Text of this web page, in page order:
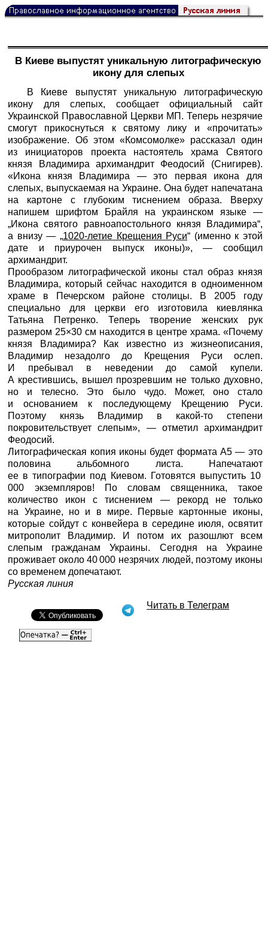
В Киеве выпустят уникальную литографическую
икону для слепых
В Киеве выпустят уникальную литографическую
икону для слепых, сообщает официальный сайт
Украинской Православной Церкви МП. Теперь незрячие
смогут прикоснуться к святому лику и «прочитать»
изображение. Об этом «Комсомолке» рассказал один
из инициаторов проекта настоятель храма Святого
князя Владимира архимандрит Феодосий (Снигирев).
«Икона князя Владимира — это первая икона для
слепых, выпускаемая на Украине. Она будет напечатана
на картоне с глубоким тиснением образа. Вверху
напишем шрифтом Брайля на украинском языке —
„Икона святого равноапостольного князя Владимира“,
а внизу — „1020-летие Крещения Руси“ (именно к этой
дате и приурочен выпуск иконы)», — сообщил
архимандрит.
Прообразом литографической иконы стал образ князя
Владимира, который сейчас находится в одноименном
храме в Печерском районе столицы. В 2005 году
специально для церкви его изготовила киевлянка
Татьяна Петренко. Теперь творение женских рук
размером 25×30 см находится в центре храма. «Почему
князя Владимира? Как известно из жизнеописания,
Владимир незадолго до Крещения Руси ослеп.
И пребывал в неведении до самой купели.
А крестившись, вышел прозревшим не только духовно,
но и телесно. Это было чудо. Может, оно стало
и основанием к последующему Крещению Руси.
Поэтому князь Владимир в какой-то степени
покровительствует слепым», — отметил архимандрит
Феодосий.
Литографическая копия иконы будет формата А5 — это
половина альбомного листа. Напечатают
ее в типографии под Киевом. Готовятся выпустить 10
000 экземпляров! По словам священника, такое
количество икон с тиснением — рекорд не только
на Украине, но и в мире. Первые картонные иконы,
которые сойдут с конвейера в середине июля, освятит
митрополит Владимир. И потом их разошлют всем
слепым гражданам Украины. Сегодня на Украине
проживает около 40 000 незрячих людей, поэтому иконы
со временем допечатают.
Русская линия
Читать в Телеграм